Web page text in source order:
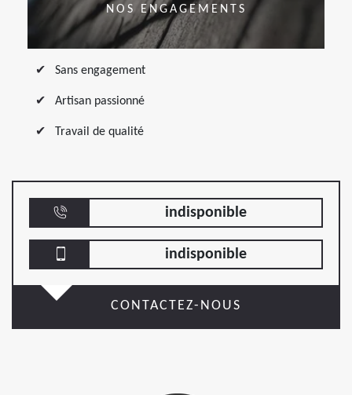
NOS ENGAGEMENTS
Sans engagement
Artisan passionné
Travail de qualité
indisponible
indisponible
CONTACTEZ-NOUS